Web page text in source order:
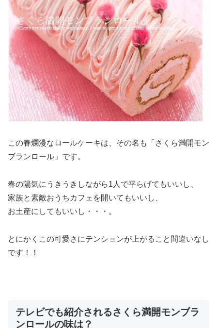
この春爛漫なロールケーキは、その名も「さくら満開モン
ブランロール」です。
春の陽気にうきうきしながら1人で平らげてもいいし、
家族と素敵おうちカフェを開いてもいいし、
お土産にしてもいいし・・・。
とにかくこの可愛さにテンションが上がること間違いなし
です！！
テレビでも紹介されるさくら満開モンブラ
ンロールの味は？